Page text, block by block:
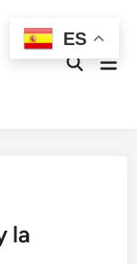
Abrir
la
ES